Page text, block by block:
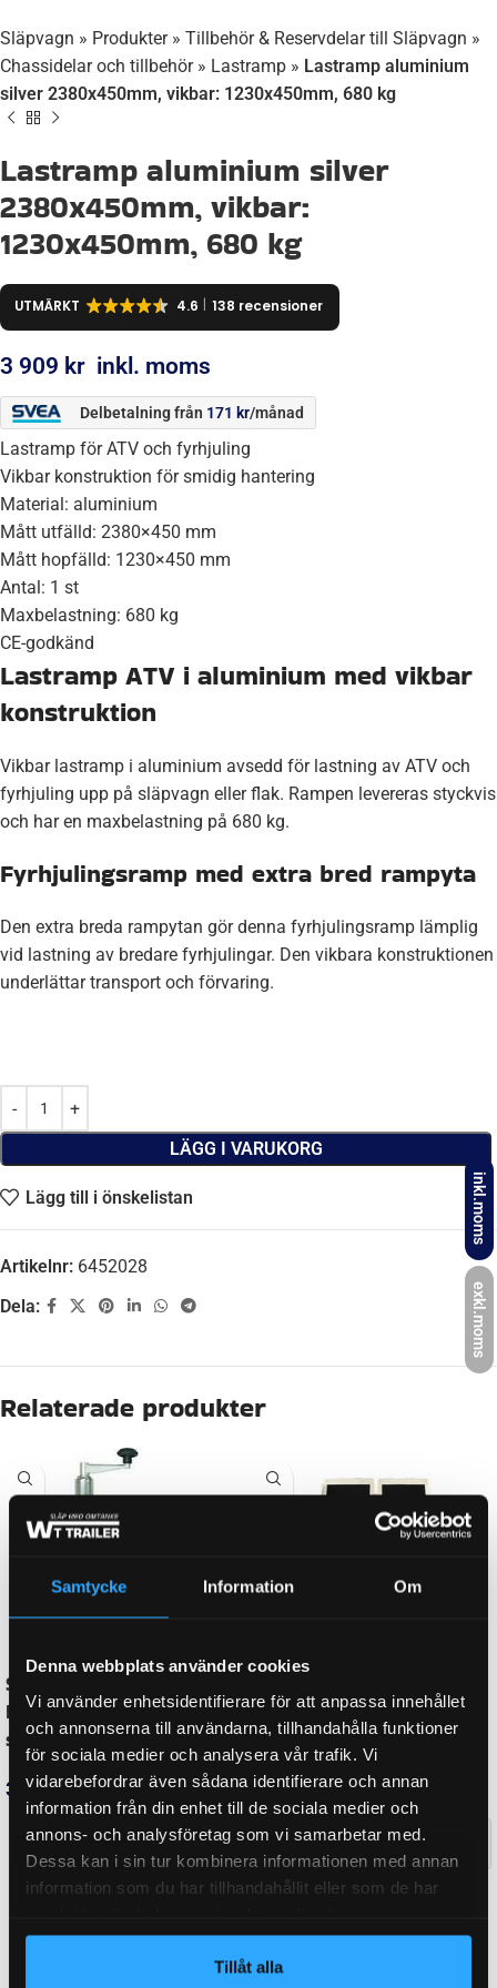
Samtycke Information Om
Denna webbplats använder cookies
Vi använder enhetsidentifierare för att anpassa innehållet
och annonserna till användarna, tillhandahålla funktioner
för sociala medier och analysera vår trafik. Vi
vidarebefordrar även sådana identifierare och annan
information från din enhet till de sociala medier och
annons- och analysföretag som vi samarbetar med.
Dessa kan i sin tur kombinera informationen med annan
information som du har tillhandahållit eller som de har
Tillåt alla
inkl.moms
exkl.moms
Släpvagn » Produkter» Tillbehör & Reservdelar till Släpvagn »
Chassidelar och tillbehör» Lastramp » Lastramp aluminium
silver 2380x450mm, vikbar: 1230x450mm, 680 kg
Lastramp aluminium silver
2380x450mm, vikbar:
1230x450mm, 680 kg
UTMÄRKT 4.6 138 recensioner
3 909 kr inkl. moms
Delbetalning från 171 kr/månad
Lastramp för ATV och fyrhjuling
Vikbar konstruktion för smidig hantering
Material: aluminium
Mått utfälld: 2380×450 mm
Mått hopfälld: 1230×450 mm
Antal: 1 st
Maxbelastning: 680 kg
CE-godkänd
Lastramp ATV i aluminium med vikbar
konstruktion
Vikbar lastramp i aluminium avsedd för lastning av ATV och
fyrhjuling upp på släpvagn eller flak. Rampen levereras styckvis
och har en maxbelastning på 680 kg.
Fyrhjulingsramp med extra bred rampyta
Den extra breda rampytan gör denna fyrhjulingsramp lämplig
vid lastning av bredare fyrhjulingar. Den vikbara konstruktionen
underlättar transport och förvaring.
LÄGG I VARUKORG
Lägg till i önskelistan
Artikelnr: 6452028
Dela:
Beskrivning
MATERIAL Aluminium
GODKÄNNANDE
FÄRG
BREDD 450,00 mm